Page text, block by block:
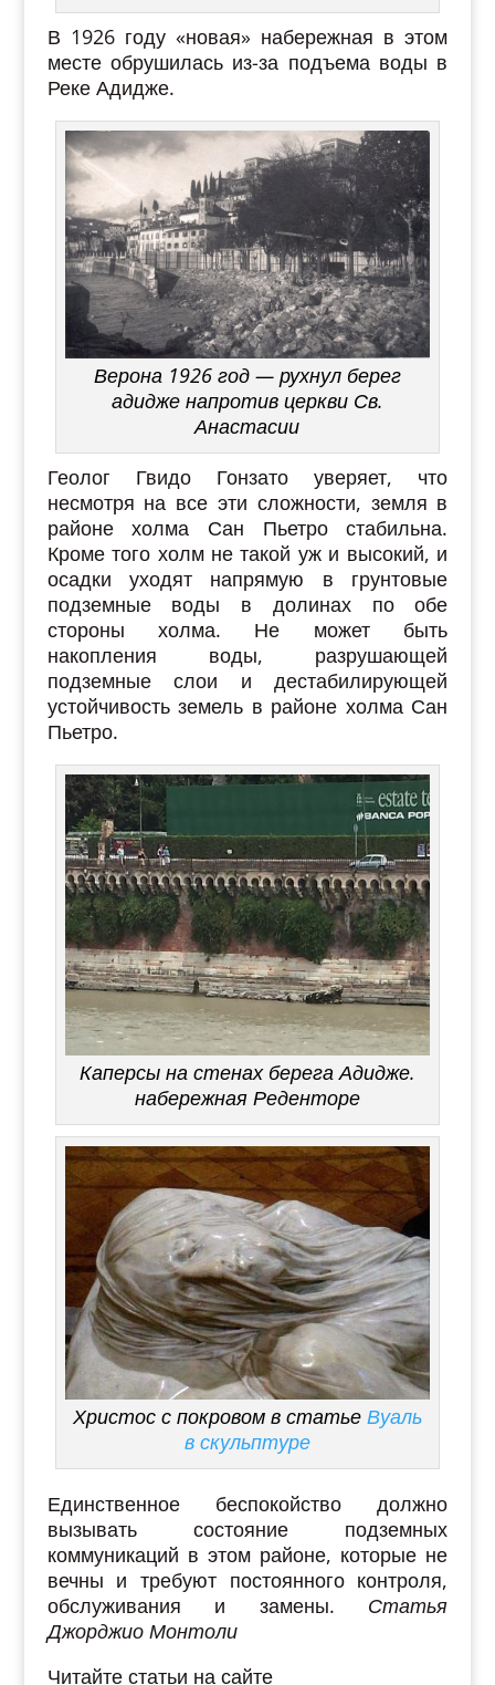
В 1926 году «новая» набережная в этом
месте обрушилась из-за подъема воды в
Реке Адидже.
Верона 1926 год — рухнул берег
адидже напротив церкви Св.
Анастасии
Геолог Гвидо Гонзато уверяет, что
несмотря на все эти сложности, земля в
районе холма Сан Пьетро стабильна.
Кроме того холм не такой уж и высокий, и
осадки уходят напрямую в грунтовые
подземные воды в долинах по обе
стороны холма. Не может быть
накопления воды, разрушающей
подземные слои и дестабилирующей
устойчивость земель в районе холма Сан
Пьетро.
Каперсы на стенах берега Адидже.
набережная Реденторе
Христос с покровом в статье Вуаль
в скульптуре
Единственное беспокойство должно
вызывать состояние подземных
коммуникаций в этом районе, которые не
вечны и требуют постоянного контроля,
обслуживания и замены. Статья
Джорджио Монтоли
Читайте статьи на сайте